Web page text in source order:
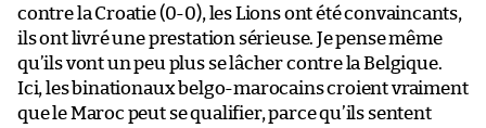
contre la Croatie (0-0), les Lions ont été convaincants,
ils ont livré une prestation sérieuse. Je pense même
qu’ils vont un peu plus se lâcher contre la Belgique.
Ici, les binationaux belgo-marocains croient vraiment
que le Maroc peut se qualifier, parce qu’ils sentent